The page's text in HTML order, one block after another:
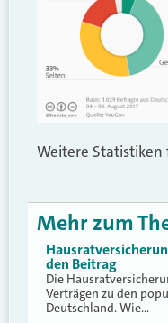
Weitere Statistiken
Mehr zum
den Beitrag
Die
Verträgen zu den
Deutschland. Wie…